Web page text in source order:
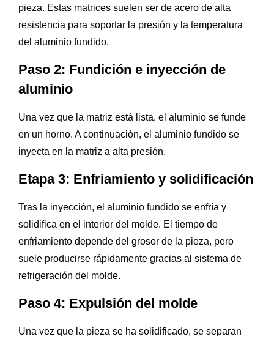
pieza. Estas matrices suelen ser de acero de alta
resistencia para soportar la presión y la temperatura
del aluminio fundido.
Paso 2: Fundición e inyección de
aluminio
Una vez que la matriz está lista, el aluminio se funde
en un horno. A continuación, el aluminio fundido se
inyecta en la matriz a alta presión.
Etapa 3: Enfriamiento y solidificación
Tras la inyección, el aluminio fundido se enfría y
solidifica en el interior del molde. El tiempo de
enfriamiento depende del grosor de la pieza, pero
suele producirse rápidamente gracias al sistema de
refrigeración del molde.
Paso 4: Expulsión del molde
Una vez que la pieza se ha solidificado, se separan